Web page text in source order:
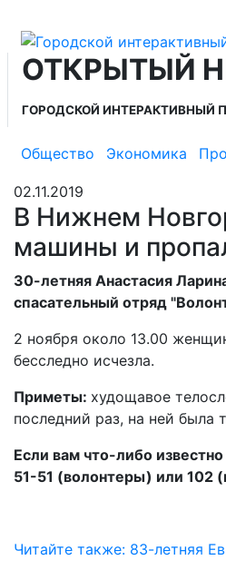
ОТКРЫТЫЙ
ГОРОДСКОЙ ИНТЕРАКТИВНЫЙ
Общество Экономика
02.11.2019
В Нижнем
машины и
30-летняя Анастасия
спасательный отряд
2 ноября около 13.00
бесследно исчезла.
Приметы: худощавое
последний раз, на ней была
Если вам что-либо
51-51 (волонтеры) или 102
Читайте также: 83-летняя